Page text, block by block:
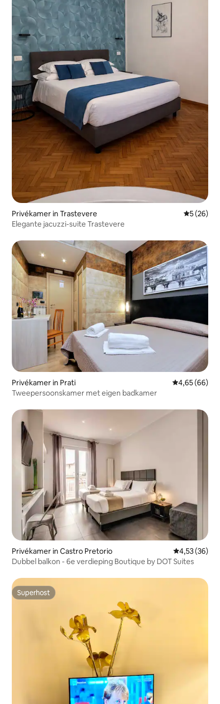
Privékamer in Trastevere
5 (26)
Elegante jacuzzi-suite Trastevere
Privékamer in Prati Gemiddelde
4,65 (66)
Tweepersoonskamer met eigen badkamer
Privékamer in Castro Pretorio Gemiddelde
4,53 (36)
Dubbel balkon - 6e verdieping Boutique by DOT Suites
Superhost
Superhost